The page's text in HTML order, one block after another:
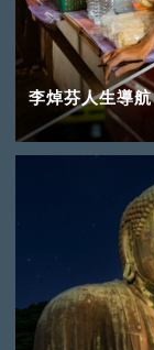
李焯芬人生導